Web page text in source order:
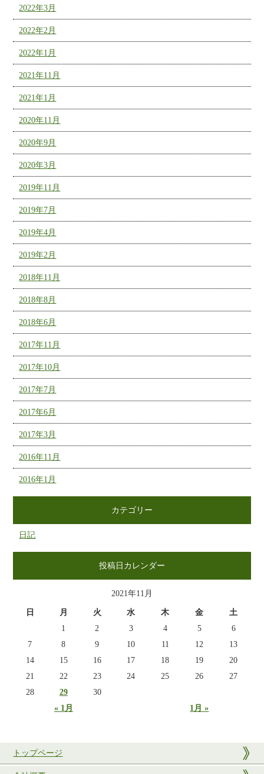
2022年3月
2022年2月
2022年1月
2021年11月
2021年1月
2020年11月
2020年9月
2020年3月
2019年11月
2019年7月
2019年4月
2019年2月
2018年11月
2018年8月
2018年6月
2017年11月
2017年10月
2017年7月
2017年6月
2017年3月
2016年11月
2016年1月
カテゴリー
日記
投稿日カレンダー
2021年11月
日 月 火 水 木 金 土
« 1月 1月 »
1 2 3 4 5
6
7
8 9 10 11 12
13
14
15 16 17 18 19
20
21
22 23 24 25 26
27
28
29 30
トップページ